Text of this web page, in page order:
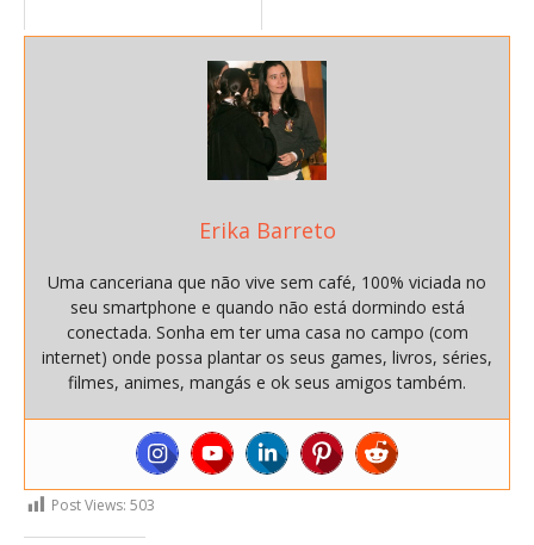
Erika Barreto
Uma canceriana que não vive sem café, 100% viciada no
seu smartphone e quando não está dormindo está
conectada. Sonha em ter uma casa no campo (com
internet) onde possa plantar os seus games, livros, séries,
filmes, animes, mangás e ok seus amigos também.
Post Views: 503